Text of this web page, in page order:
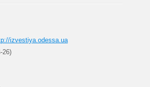
izvestiya.odessa.ua
26)